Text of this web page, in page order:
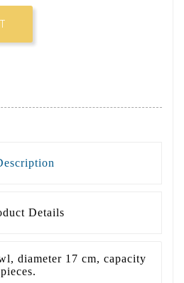
Details
diameter 17 cm, capacity